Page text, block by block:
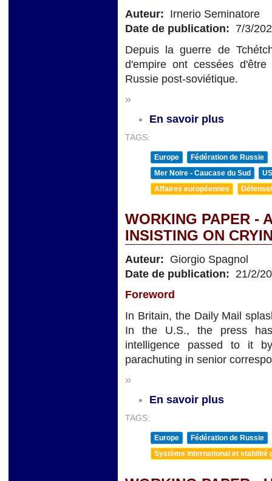
Auteur: Irnerio Seminatore
Date de publication: 7/3/
Depuis la guerre de
d'empire ont cessées
Russie post-soviétique.
»
En savoir plus
TAGS:
Europe
Fédération de Russie
Mer Noire - Caucase du Sud
Affaires européennes
WORKING PAPER -
INSISTING ON
Auteur: Giorgio Spagnol
Date de publication: 21/2/
Foreword
In Britain, the Daily Mail
In the U.S., the press
intelligence passed to it
parachuting in senior
»
En savoir plus
TAGS:
Europe
Fédération de Russie
Système international et stabilité